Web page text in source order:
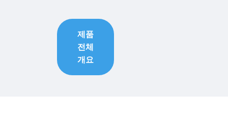
제품
전체
개요